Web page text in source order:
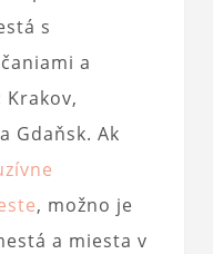
s
a
Gdaňsk. Ak
, možno je
a miesta v